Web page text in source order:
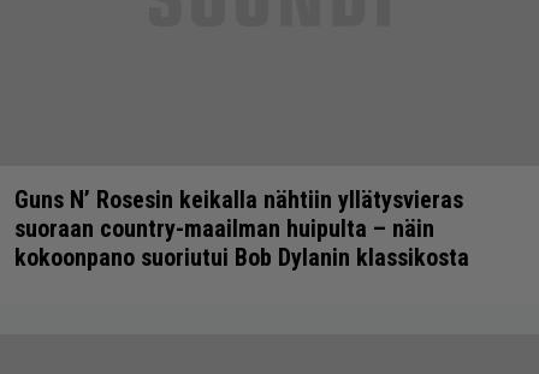
Guns N’ Rosesin keikalla nähtiin yllätysvieras
suoraan country-maailman huipulta – näin
kokoonpano suoriutui Bob Dylanin klassikosta